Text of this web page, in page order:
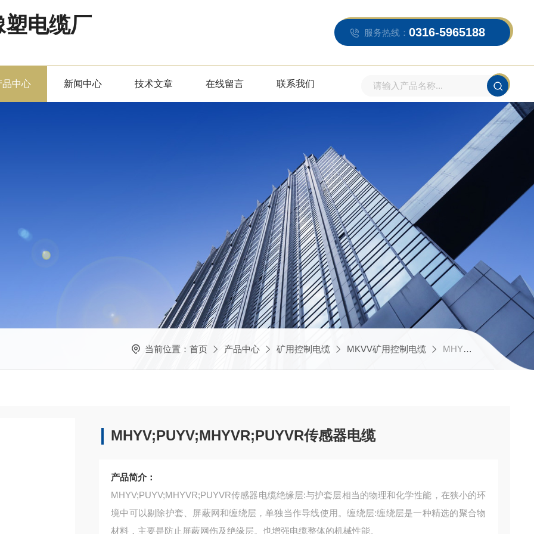
电缆厂 服务热线： 0316-5965188
品中心 新闻中心 技术文章 在线留言 联系我们
当前位置： 首页 产品中心 矿用控制电缆 MKVV矿用控制电缆 MHYV;PUYV;MHYVR;PUYVR传感器电缆
MHYV;PUYV;MHYVR;PUYVR传感器电缆
产品简介：
MHYV;PUYV;MHYVR;PUYVR传感器电缆绝缘层:与护套层相当的物理和化学性能，在狭小的环
境中可以剔除护套、屏蔽网和缠绕层，单独当作导线使用。缠绕层:缠绕层是一种精选的聚合物
材料，主要是防止屏蔽网伤及绝缘层。也增强电缆整体的机械性能。